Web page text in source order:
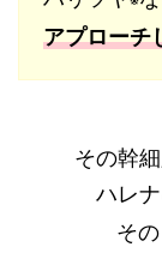
アプローチ
その幹
ハレ
そ